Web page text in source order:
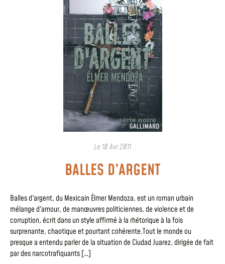
Le 10 Avr 2011
BALLES D’ARGENT
Balles d'argent, du Mexicain Élmer Mendoza, est un roman urbain
mélange d'amour, de manœuvres politiciennes, de violence et de
corruption, écrit dans un style affirmé à la rhétorique à la fois
surprenante, chaotique et pourtant cohérente.Tout le monde ou
presque a entendu parler de la situation de Ciudad Juarez, dirigée de fait
par des narcotrafiquants […]